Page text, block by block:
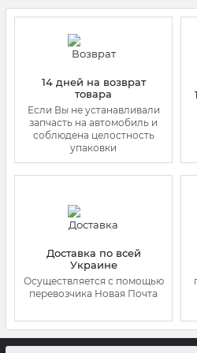
14 дней на возврат
товара
Если Вы не устанавливали
запчасть на автомобиль и
соблюдена целостность
упаковки
Доставка по всей
Украине
Осуществляется с помощью
перевозчика Новая Почта